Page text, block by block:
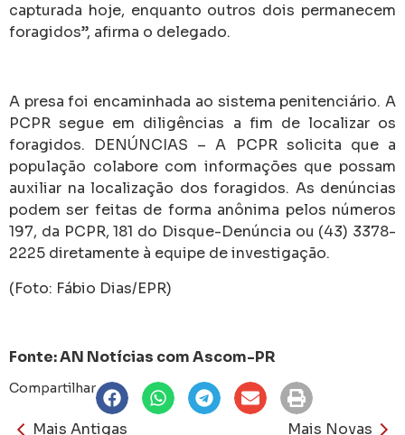
capturada hoje, enquanto outros dois permanecem
foragidos”, afirma o delegado.
A presa foi encaminhada ao sistema penitenciário. A
PCPR segue em diligências a fim de localizar os
foragidos. DENÚNCIAS – A PCPR solicita que a
população colabore com informações que possam
auxiliar na localização dos foragidos. As denúncias
podem ser feitas de forma anônima pelos números
197, da PCPR, 181 do Disque-Denúncia ou (43) 3378-
2225 diretamente à equipe de investigação.
(Foto: Fábio Dias/EPR)
Fonte: AN Notícias com Ascom-PR
Compartilhar
Mais Antigas Mais Novas